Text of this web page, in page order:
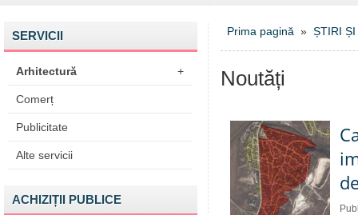
SERVICII
Arhitectură +
Comerț
Publicitate
Alte servicii
ACHIZIȚII PUBLICE
Prima pagină » ȘTIRI
Noutăți